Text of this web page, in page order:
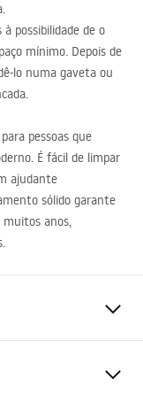
à possibilidade de o
mínimo. Depois de
lo numa gaveta ou
pessoas que
É fácil de limpar
ajudante
sólido garante
anos,